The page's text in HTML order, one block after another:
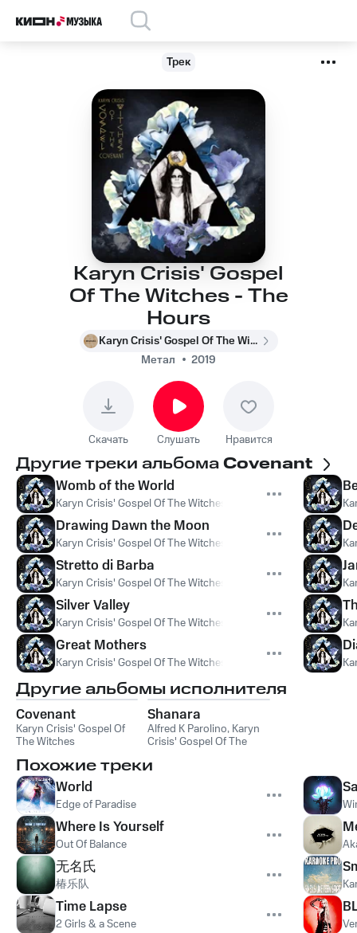
Трек
Karyn Crisis' Gospel
Of The Witches - The
Hours
Karyn Crisis' Gospel Of The Witches
Метал
2019
Скачать Слушать Нравится
Другие треки альбомаCovenant
Womb of the World
Karyn Crisis' Gospel Of The Witches
Drawing Dawn the Moon
Karyn Crisis' Gospel Of The Witches
Stretto di Barba
Karyn Crisis' Gospel Of The Witches
Silver Valley
Karyn Crisis' Gospel Of The Witches
Great Mothers
Karyn Crisis' Gospel Of The Witches
Другие альбомы исполнителя
Covenant
Karyn Crisis' Gospel Of
The Witches
Shanara
Alfred K Parolino, Karyn
Crisis' Gospel Of The
Похожие треки
World
Edge of Paradise
Where Is Yourself
Out Of Balance
无名氏
椿乐队
Time Lapse
2 Girls & a Scene